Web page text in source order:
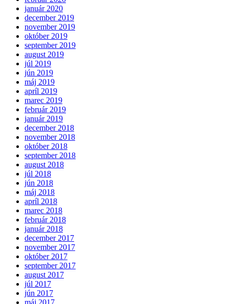
január 2020
december 2019
november 2019
október 2019
september 2019
august 2019
júl 2019
jún 2019
máj 2019
apríl 2019
marec 2019
február 2019
január 2019
december 2018
november 2018
október 2018
september 2018
august 2018
júl 2018
jún 2018
máj 2018
apríl 2018
marec 2018
február 2018
január 2018
december 2017
november 2017
október 2017
september 2017
august 2017
júl 2017
jún 2017